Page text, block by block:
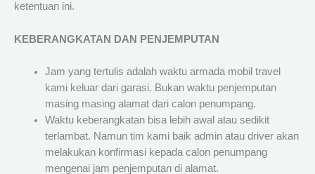
ketentuan ini.
KEBERANGKATAN DAN PENJEMPUTAN
Jam yang tertulis adalah waktu armada mobil travel
kami keluar dari garasi. Bukan waktu penjemputan
masing masing alamat dari calon penumpang.
Waktu keberangkatan bisa lebih awal atau sedikit
terlambat. Namun tim kami baik admin atau driver akan
melakukan konfirmasi kepada calon penumpang
mengenai jam penjemputan di alamat.